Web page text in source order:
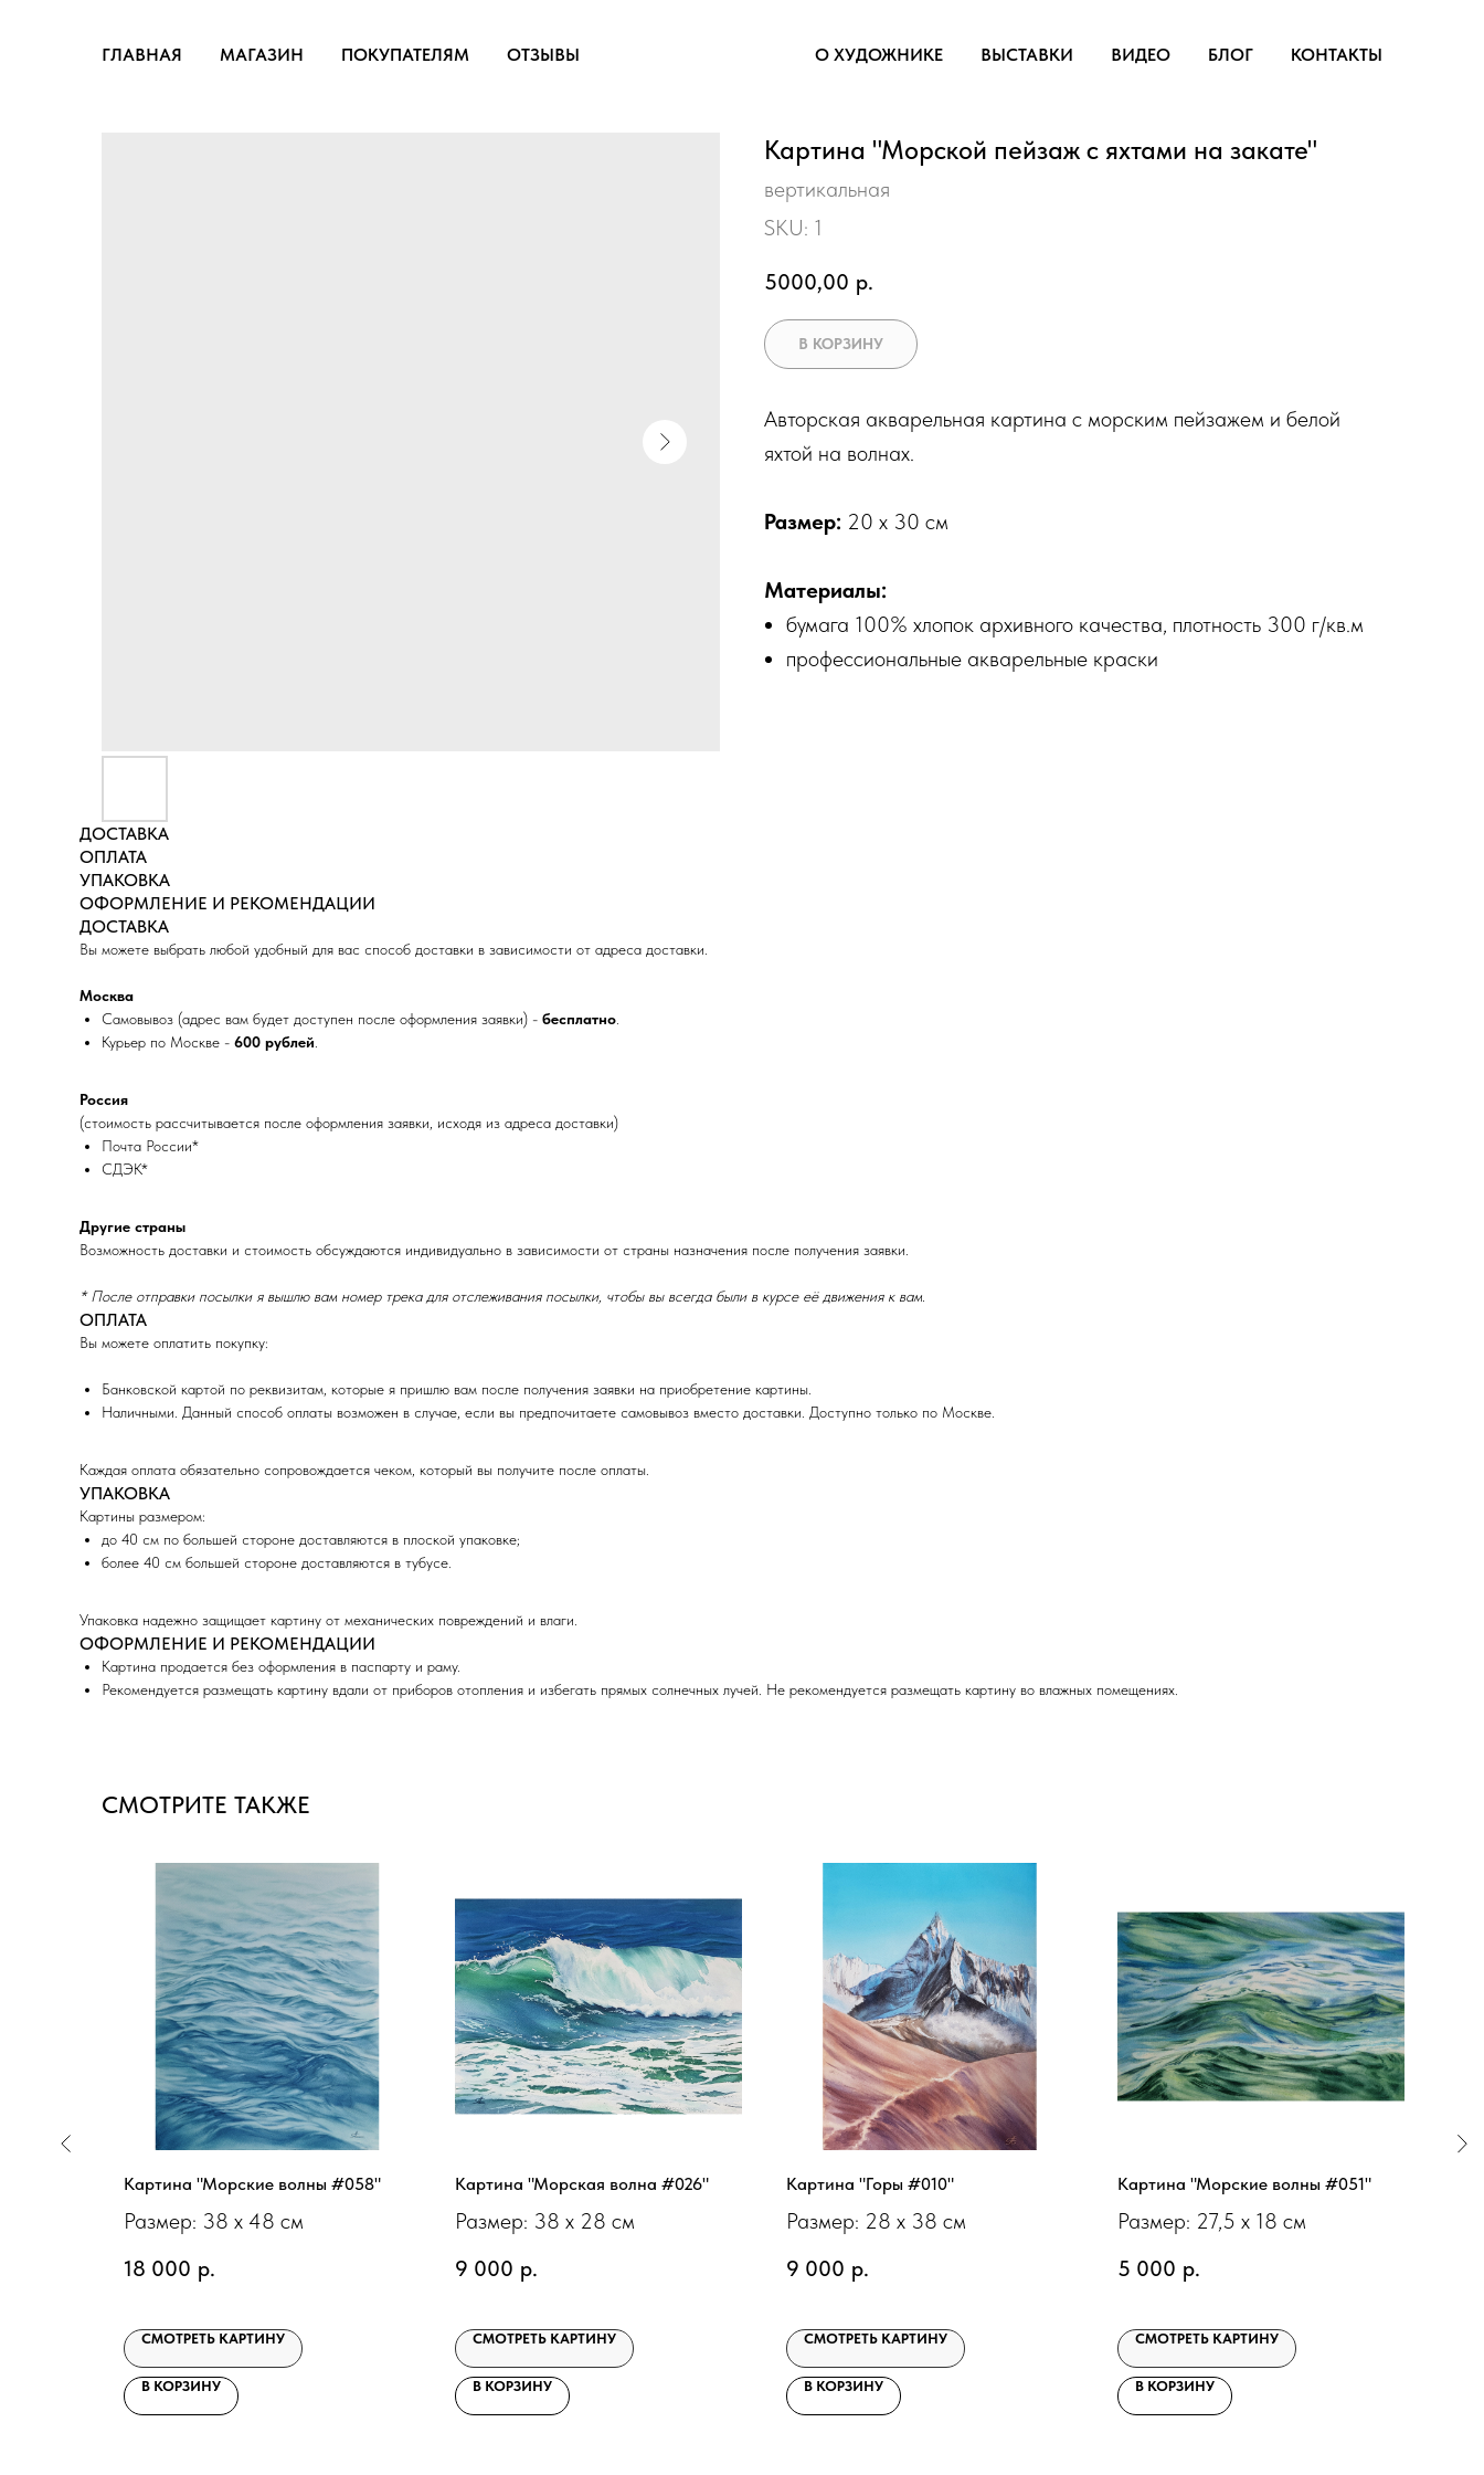
ГЛАВНАЯ МАГАЗИН ПОКУПАТЕЛЯМ ОТЗЫВЫ О ХУДОЖНИКЕ ВЫСТАВКИ ВИДЕО БЛОГ КОНТАКТЫ
Картина "Морской пейзаж с яхтами на закате"
вертикальная
SKU: 1
5000,00 р.
В КОРЗИНУ
Авторская акварельная картина с морским пейзажем и белой
яхтой на волнах.
Размер: 20 х 30 см
Материалы:
бумага 100% хлопок архивного качества, плотность 300 г/кв.м
профессиональные акварельные краски
ДОСТАВКА
ОПЛАТА
УПАКОВКА
ОФОРМЛЕНИЕ И РЕКОМЕНДАЦИИ
ДОСТАВКА
Вы можете выбрать любой удобный для вас способ доставки в зависимости от адреса доставки.
Москва
Самовывоз (адрес вам будет доступен после оформления заявки) - бесплатно
Курьер по Москве - 600 рублей
Россия
(стоимость рассчитывается после оформления заявки, исходя из адреса доставки)
Почта России*
СДЭК*
Другие страны
Возможность доставки и стоимость обсуждаются индивидуально в зависимости от страны назначения после получения заявки.
* После отправки посылки я вышлю вам номер трека для отслеживания посылки, чтобы вы всегда были в курсе её движения к вам.
ОПЛАТА
Вы можете оплатить покупку:
Банковской картой по реквизитам, которые я пришлю вам после получения заявки на приобретение картины.
Наличными. Данный способ оплаты возможен в случае, если вы предпочитаете самовывоз вместо доставки. Доступно только по Москве.
Каждая оплата обязательно сопровождается чеком, который вы получите после оплаты.
УПАКОВКА
Картины размером:
до 40 см по большей стороне доставляются в плоской упаковке;
более 40 см большей стороне доставляются в тубусе.
Упаковка надежно защищает картину от механических повреждений и влаги.
ОФОРМЛЕНИЕ И РЕКОМЕНДАЦИИ
Картина продается без оформления в паспарту и раму.
Рекомендуется размещать картину вдали от приборов отопления и избегать прямых солнечных лучей. Не рекомендуется размещать картину во влажных помещениях.
СМОТРИТЕ ТАКЖЕ
Картина "Морские волны #058"
Размер: 38 х 48 см
18 000 р.
СМОТРЕТЬ КАРТИНУ
В КОРЗИНУ
Картина "Морская волна #026"
Размер: 38 х 28 см
9 000 р.
СМОТРЕТЬ КАРТИНУ
В КОРЗИНУ
Картина "Горы #010"
Размер: 28 х 38 см
9 000 р.
СМОТРЕТЬ КАРТИНУ
В КОРЗИНУ
Картина "Морские волны #051"
Размер: 27,5 х 18 см
5 000 р.
СМОТРЕТЬ КАРТИНУ
В КОРЗИНУ